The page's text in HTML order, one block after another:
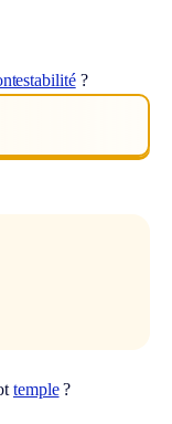
?
temple?